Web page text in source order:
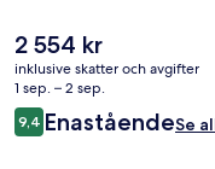
och middag. Här får
och samtliga lägenheter
resenärer uppskattar den
generella standarden.
Det
nuvarande
priset
är
2 554 kr
2 554 kr
inklusive skatter och avgifter
1 sep. – 2 sep.
Recensioner
9,49,4 av 10,
EnaståendeSe